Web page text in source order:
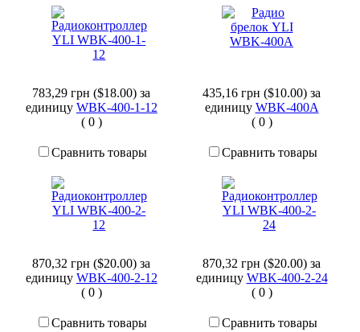
783,29 грн ($18.00)за
единицу WBK-400-1-12
(0 )
Сравнить товары
435,16 грн ($10.00) за
единицу WBK-400A
(0 )
Сравнить товары
870,32 грн ($20.00)за
единицу WBK-400-2-12
(0 )
Сравнить товары
870,32 грн ($20.00) за
единицу WBK-400-2-24
(0 )
Сравнить товары